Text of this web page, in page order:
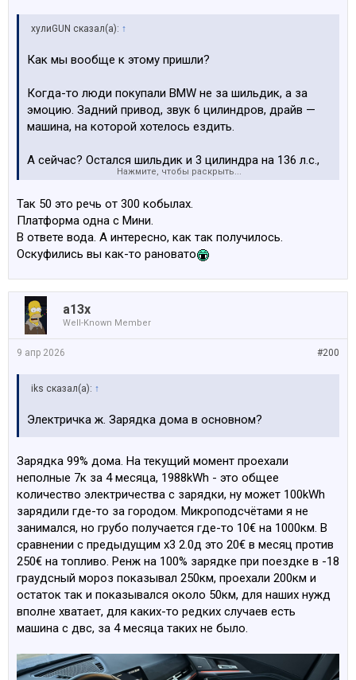
хулиGUN сказал(а): ↑
Как мы вообще к этому пришли?
Когда-то люди покупали BMW не за шильдик, а за
эмоцию. Задний привод, звук 6 цилиндров, драйв —
машина, на которой хотелось ездить.
А сейчас? Остался шильдик и 3 цилиндра на 136 л.с.,
мотор поперек и передний привод. Вот и вся
или Пежо?
Поэтому сейчас, выбирая семейный паркетник в
бюджете 50к, что мне выбрать? 136 л.с. я не хочу, уж
простите.
Нажмите, чтобы раскрыть...
Так 50 это речь от 300 кобылах.
Платформа одна с Мини.
В ответе вода. А интересно, как так получилось.
Оскуфились вы как-то рановато
a13x
Well-Known Member
#200
9 апр 2026
iks сказал(а): ↑
Электричка ж. Зарядка дома в основном?
Зарядка 99% дома. На текущий момент проехали
неполные 7к за 4 месяца, 1988kWh - это общее
количество электричества с зарядки, ну может 100kWh
зарядили где-то за городом. Микроподсчётами я не
занимался, но грубо получается где-то 10€ на 1000км. В
сравнении с предыдущим х3 2.0д это 20€ в месяц против
250€ на топливо. Ренж на 100% зарядке при поездке в -18
граудсный мороз показывал 250км, проехали 200км и
остаток так и показывался около 50км, для наших нужд
вполне хватает, для каких-то редких случаев есть
машина с двс, за 4 месяца таких не было.